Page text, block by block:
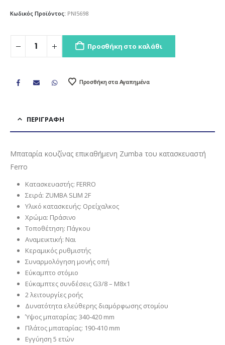
Κωδικός Προϊόντος: PNI5698
Προσθήκη στο καλάθι
Προσθήκη στα Αγαπημένα
ΠΕΡΙΓΡΑΦΉ
Μπαταρία κουζίνας επικαθήμενη Zumba του κατασκευαστή
Ferro
Κατασκευαστής: FERRO
Σειρά: ZUMBA SLIM 2F
Υλικό κατασκευής: Ορείχαλκος
Χρώμα: Πράσινο
Τοποθέτηση: Πάγκου
Αναμεικτική: Ναι
Κεραμικός ρυθμιστής
Συναρμολόγηση μονής οπή
Εύκαμπτο στόμιο
Eύκαμπτες συνδέσεις G3/8 – M8x1
2 λειτουργίες ροής
Δυνατότητα ελεύθερης διαμόρφωσης στομίου
Ύψος μπαταρίας: 340-420 mm
Πλάτος μπαταρίας: 190-410 mm
Εγγύηση 5 ετών